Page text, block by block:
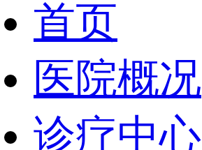
首页
医院概况
诊疗中心